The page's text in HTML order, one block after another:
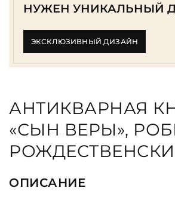
НУЖЕН УНИКАЛЬНЫЙ
ЭКСКЛЮЗИВНЫЙ ДИЗАЙН
АНТИКВАРНАЯ
«СЫН ВЕРЫ»,
ОПИСАНИЕ